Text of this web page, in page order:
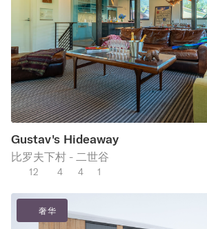
Gustav's Hideaway
比罗夫下村 - 二世谷
12 4 4 1
奢华